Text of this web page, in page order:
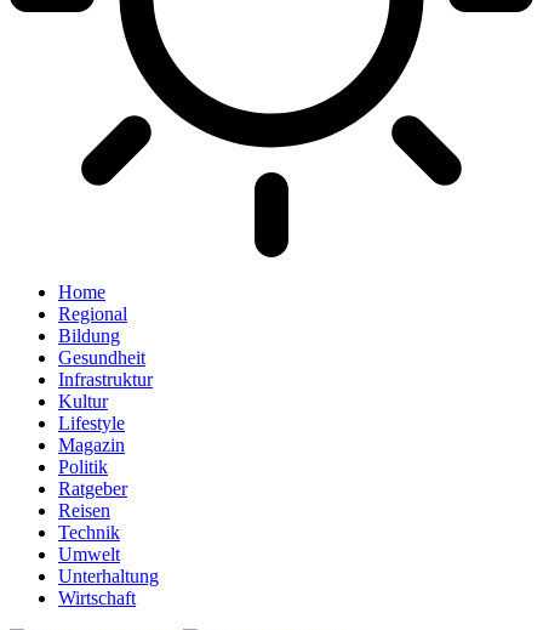
Home
Regional
Bildung
Gesundheit
Infrastruktur
Kultur
Lifestyle
Magazin
Politik
Ratgeber
Reisen
Technik
Umwelt
Unterhaltung
Wirtschaft